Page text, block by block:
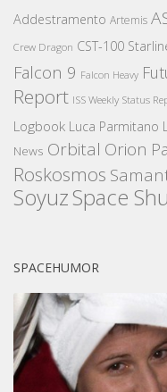
Addestramento Artemis
Crew Dragon CST-100
Falcon 9 Falcon Heavy
Report ISS Weekly Status
Logbook Luca Parmitano
News Orbital Orion
Roskosmos
SoyuzSpace
SPACEHUMOR